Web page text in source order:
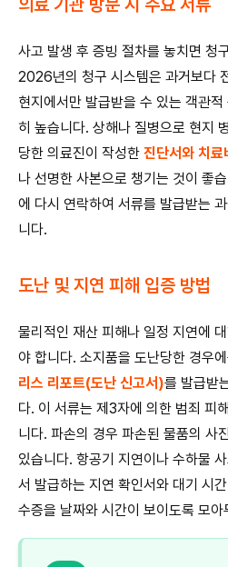
의료 기관 방문 시 주요 서류
사고 발생 후 증빙 절차를 놓치면 청
2026년의 청구 시스템은 과거보다
현지에서만 발급받을 수 있는 객관
히 높습니다. 상해나 질병으로 현지
당한 의료진이 작성한 진단서와 치료
나 선명한 사본으로 챙기는 것이 좋
에 다시 연락하여 서류를 발급받는
니다.
도난 및 지연 피해 입증 방법
물리적인 재산 피해나 일정 지연에
야 합니다. 소지품을 도난당한 경우
리스 리포트(도난 신고서)를 발급받
다. 이 서류는 제3자에 의한 범죄 피
니다. 파손의 경우 파손된 물품의 사
있습니다. 항공기 지연이나 수하물
서 발급하는 지연 확인서와 대기 시
수증을 날짜와 시간이 보이도록 모